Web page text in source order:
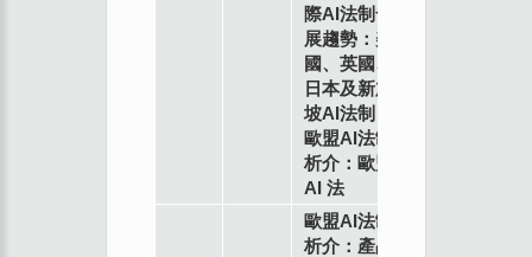
際AI法制發
展趨勢：美
國、英國、
日本及新加
坡AI法制
歐盟AI法制
析介：歐盟
AI 法
歐盟AI法制
析介：產品